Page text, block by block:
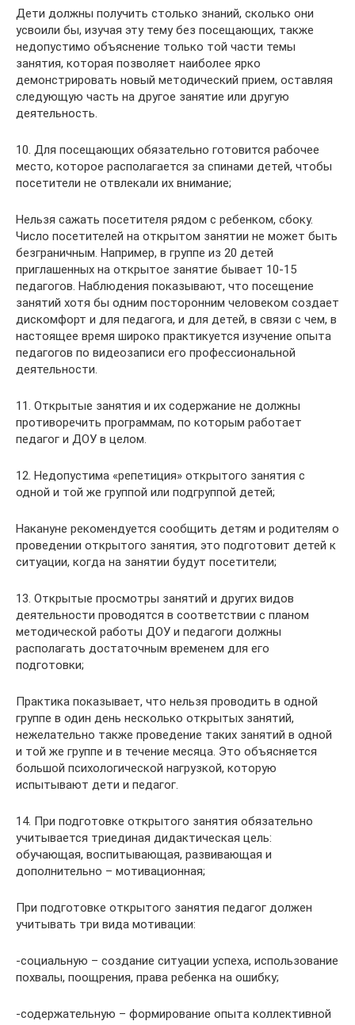
Дети должны получить столько знаний, сколько они
усвоили бы, изучая эту тему без посещающих, также
недопустимо объяснение только той части темы
занятия, которая позволяет наиболее ярко
демонстрировать новый методический прием, оставляя
следующую часть на другое занятие или другую
деятельность.
10. Для посещающих обязательно готовится рабочее
место, которое располагается за спинами детей, чтобы
посетители не отвлекали их внимание;
Нельзя сажать посетителя рядом с ребенком, сбоку.
Число посетителей на открытом занятии не может быть
безграничным. Например, в группе из 20 детей
приглашенных на открытое занятие бывает 10-15
педагогов. Наблюдения показывают, что посещение
занятий хотя бы одним посторонним человеком создает
дискомфорт и для педагога, и для детей, в связи с чем, в
настоящее время широко практикуется изучение опыта
педагогов по видеозаписи его профессиональной
деятельности.
11. Открытые занятия и их содержание не должны
противоречить программам, по которым работает
педагог и ДОУ в целом.
12. Недопустима «репетиция» открытого занятия с
одной и той же группой или подгруппой детей;
Накануне рекомендуется сообщить детям и родителям о
проведении открытого занятия, это подготовит детей к
ситуации, когда на занятии будут посетители;
13. Открытые просмотры занятий и других видов
деятельности проводятся в соответствии с планом
методической работы ДОУ и педагоги должны
располагать достаточным временем для его
подготовки;
Практика показывает, что нельзя проводить в одной
группе в один день несколько открытых занятий,
нежелательно также проведение таких занятий в одной
и той же группе и в течение месяца. Это объясняется
большой психологической нагрузкой, которую
испытывают дети и педагог.
14. При подготовке открытого занятия обязательно
учитывается триединая дидактическая цель:
обучающая, воспитывающая, развивающая и
дополнительно – мотивационная;
При подготовке открытого занятия педагог должен
учитывать три вида мотивации:
-социальную – создание ситуации успеха, использование
похвалы, поощрения, права ребенка на ошибку;
-содержательную – формирование опыта коллективной